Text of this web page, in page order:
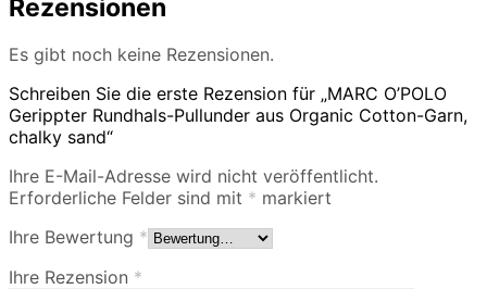
Rezensionen
Es gibt noch keine Rezensionen.
Schreiben Sie die erste Rezension für „MARC O’POLO
Gerippter Rundhals-Pullunder aus Organic Cotton-Garn,
chalky sand“
Ihre E-Mail-Adresse wird nicht veröffentlicht.
Erforderliche Felder sind mit * markiert
Ihre Bewertung *
Ihre Rezension *